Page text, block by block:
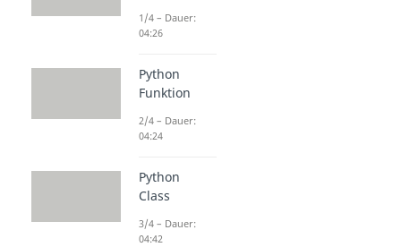
1/4 – Dauer:
04:26
Python
Funktion
2/4 – Dauer:
04:24
Python
Class
3/4 – Dauer:
04:42